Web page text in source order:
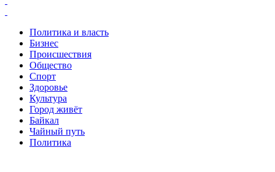
Политика и власть
Бизнес
Происшествия
Общество
Cпорт
Здоровье
Культура
Город живёт
Байкал
Чайный путь
Политика